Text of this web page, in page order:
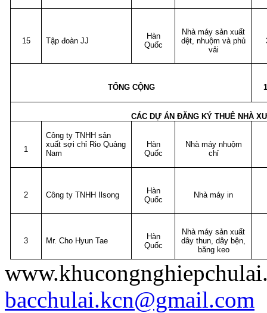
15 Tập đoàn JJ
Hàn
Quốc
Nhà máy sản xuất
dệt, nhuộm và phủ
vải
TỔNG CỘNG
CÁC DỰ ÁN ĐĂNG KÝ THUÊ NHÀ
1
Công ty TNHH sản
xuất sợi chỉ Rio Quảng
Nam
Hàn
Quốc
Nhà máy nhuộm
chỉ
2 Công ty TNHH Ilsong
Hàn
Quốc
Nhà máy in
3 Mr. Cho Hyun Tae
Hàn
Quốc
Nhà máy sản xuất
dây thun, dây bện,
băng keo
bacchulai.kcn@gmail.com